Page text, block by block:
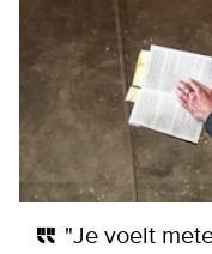
"Je voelt